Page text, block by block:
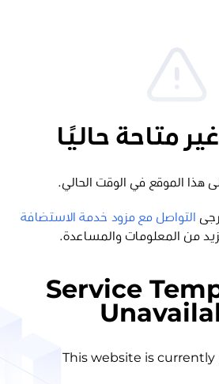
متاحة حاليًا
هذا الموقع في الوقت الحالي.
التواصل مع مزود خدمة الاستضافة
من المعلومات والمساعدة.
Service
This website is currently